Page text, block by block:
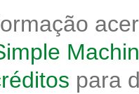
para